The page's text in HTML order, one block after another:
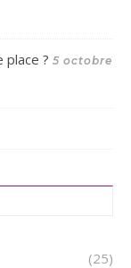
place ? 5 octobre
(25)